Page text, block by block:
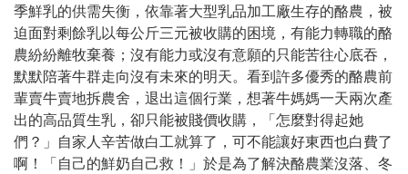
季鮮乳的供需失衡，依靠著大型乳品加工廠生存的酪農，被
迫面對剩餘乳以每公斤三元被收購的困境，有能力轉職的酪
農紛紛離牧棄養；沒有能力或沒有意願的只能苦往心底吞，
默默陪著牛群走向沒有未來的明天。看到許多優秀的酪農前
輩賣牛賣地拆農舍，退出這個行業，想著牛媽媽一天兩次產
出的高品質生乳，卻只能被賤價收購，「怎麼對得起她
們？」自家人辛苦做白工就算了，可不能讓好東西也白費了
啊！「自己的鮮奶自己救！」於是為了解決酪農業沒落、冬